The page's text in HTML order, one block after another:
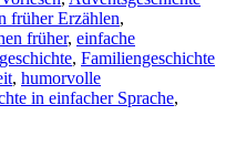
früher Erzählen,
früher, einfache
, Familiengeschichte
, humorvolle
in einfacher Sprache,